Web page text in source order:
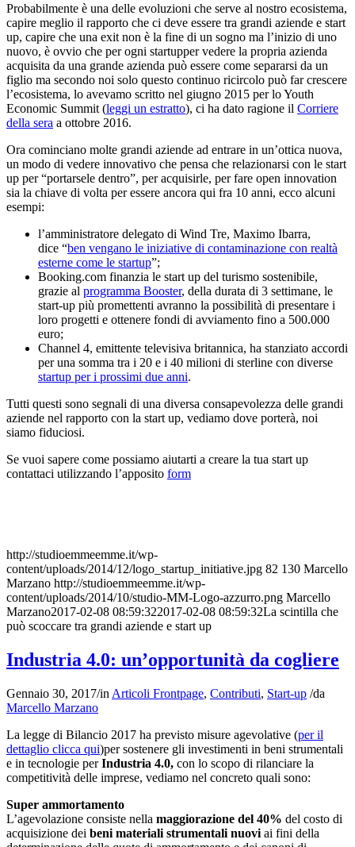
Probabilmente è una delle evoluzioni che serve al nostro ecosistema,
capire meglio il rapporto che ci deve essere tra grandi aziende e start
up, capire che una exit non è la fine di un sogno ma l’inizio di uno
nuovo, è ovvio che per ogni startupper vedere la propria azienda
acquisita da una grande azienda può essere come separarsi da un
figlio ma secondo noi solo questo continuo ricircolo può far crescere
l’ecosistema, lo avevamo scritto nel giugno 2015 per lo Youth
Economic Summit (leggi un estratto), ci ha dato ragione il Corriere
della sera a ottobre 2016.
Ora cominciano molte grandi aziende ad entrare in un’ottica nuova,
un modo di vedere innovativo che pensa che relazionarsi con le start
up per “portarsele dentro”, per acquisirle, per fare open innovation
sia la chiave di volta per essere ancora qui fra 10 anni, ecco alcuni
esempi:
l’amministratore delegato di Wind Tre, Maximo Ibarra,
dice “ben vengano le iniziative di contaminazione con realtà
esterne come le startup”;
Booking.com finanzia le start up del turismo sostenibile,
grazie al programma Booster, della durata di 3 settimane, le
start-up più promettenti avranno la possibilità di presentare i
loro progetti e ottenere fondi di avviamento fino a 500.000
euro;
Channel 4, emittente televisiva britannica, ha stanziato accordi
per una somma tra i 20 e i 40 milioni di sterline con diverse
startup per i prossimi due anni.
Tutti questi sono segnali di una diversa consapevolezza delle grandi
aziende nel rapporto con la start up, vediamo dove porterà, noi
siamo fiduciosi.
Se vuoi sapere come possiamo aiutarti a creare la tua start up
contattaci utilizzando l’apposito form
http://studioemmeemme.it/wp-
content/uploads/2014/12/logo_startup_initiative.jpg 82 130 Marcello
Marzano http://studioemmeemme.it/wp-
content/uploads/2014/10/studio-MM-Logo-azzurro.png Marcello
Marzano2017-02-08 08:59:322017-02-08 08:59:32La scintilla che
può scoccare tra grandi aziende e start up
Industria 4.0: un’opportunità da cogliere
Gennaio 30, 2017/in Articoli Frontpage, Contributi, Start-up /da
Marcello Marzano
La legge di Bilancio 2017 ha previsto misure agevolative (per il
dettaglio clicca qui)per sostenere gli investimenti in beni strumentali
e in tecnologie perIndustria 4.0, con lo scopo di rilanciare la
competitività delle imprese, vediamo nel concreto quali sono:
Super ammortamento
L’agevolazione consiste nella maggiorazione del 40% del costo di
acquisizione dei beni materiali strumentali nuovi ai fini della